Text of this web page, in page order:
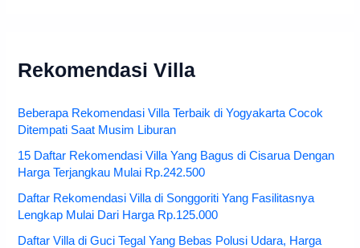
Rekomendasi Villa
Beberapa Rekomendasi Villa Terbaik di Yogyakarta Cocok
Ditempati Saat Musim Liburan
15 Daftar Rekomendasi Villa Yang Bagus di Cisarua Dengan
Harga Terjangkau Mulai Rp.242.500
Daftar Rekomendasi Villa di Songgoriti Yang Fasilitasnya
Lengkap Mulai Dari Harga Rp.125.000
Daftar Villa di Guci Tegal Yang Bebas Polusi Udara, Harga